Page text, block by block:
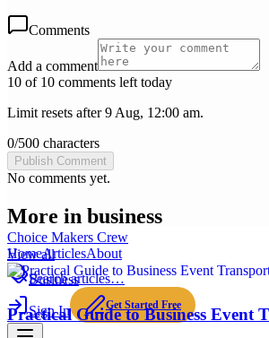
Choice Makers Crew
HomeArticlesAbout
Search articles…
Sign In Get Started Free
Comments
Add a comment
10 of 10 comments left today
Limit resets after 9 Aug, 12:00 am.
0/500 characters
Publish Comment
No comments yet.
More in business
View all
Business
Practical Guide to Business Event